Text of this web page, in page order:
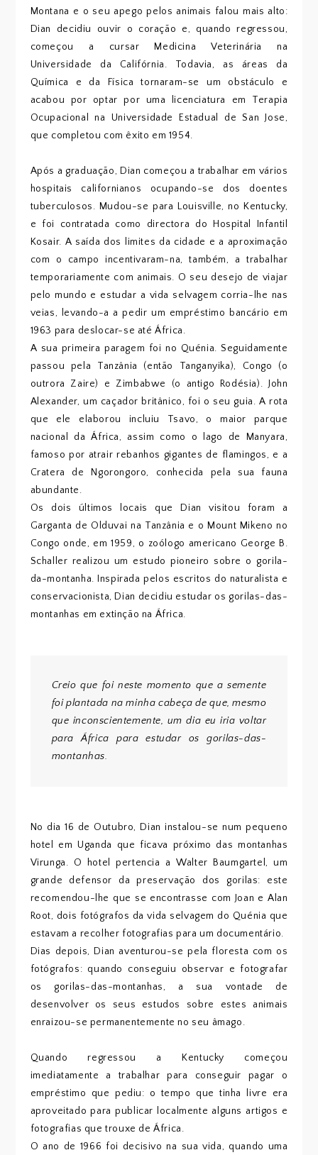
Montana e o seu apego pelos animais falou mais alto:
Dian decidiu ouvir o coração e, quando regressou,
começou a cursar Medicina Veterinária na
Universidade da Califórnia. Todavia, as áreas da
Química e da Física tornaram-se um obstáculo e
acabou por optar por uma licenciatura em Terapia
Ocupacional na Universidade Estadual de San Jose,
que completou com êxito em 1954.
Após a graduação, Dian começou a trabalhar em vários
hospitais californianos ocupando-se dos doentes
tuberculosos. Mudou-se para Louisville, no Kentucky,
e foi contratada como directora do Hospital Infantil
Kosair. A saída dos limites da cidade e a aproximação
com o campo incentivaram-na, também, a trabalhar
temporariamente com animais. O seu desejo de viajar
pelo mundo e estudar a vida selvagem corria-lhe nas
veias, levando-a a pedir um empréstimo bancário em
1963 para deslocar-se até África.
A sua primeira paragem foi no Quénia. Seguidamente
passou pela Tanzânia (então Tanganyika), Congo (o
outrora Zaire) e Zimbabwe (o antigo Rodésia). John
Alexander, um caçador britânico, foi o seu guia. A rota
que ele elaborou incluiu Tsavo, o maior parque
nacional da África, assim como o lago de Manyara,
famoso por atrair rebanhos gigantes de flamingos, e a
Cratera de Ngorongoro, conhecida pela sua fauna
abundante.
Os dois últimos locais que Dian visitou foram a
Garganta de Olduvai na Tanzânia e o Mount Mikeno no
Congo onde, em 1959, o zoólogo americano George B.
Schaller realizou um estudo pioneiro sobre o gorila-
da-montanha. Inspirada pelos escritos do naturalista e
conservacionista, Dian decidiu estudar os gorilas-das-
montanhas em extinção na África.
Creio que foi neste momento que a semente
foi plantada na minha cabeça de que, mesmo
que inconscientemente, um dia eu iria voltar
para África para estudar os gorilas-das-
montanhas.
No dia 16 de Outubro, Dian instalou-se num pequeno
hotel em Uganda que ficava próximo das montanhas
Virunga. O hotel pertencia a Walter Baumgartel, um
grande defensor da preservação dos gorilas: este
recomendou-lhe que se encontrasse com Joan e Alan
Root, dois fotógrafos da vida selvagem do Quénia que
estavam a recolher fotografias para um documentário.
Dias depois, Dian aventurou-se pela floresta com os
fotógrafos: quando conseguiu observar e fotografar
os gorilas-das-montanhas, a sua vontade de
desenvolver os seus estudos sobre estes animais
enraizou-se permanentemente no seu âmago.
Quando regressou a Kentucky começou
imediatamente a trabalhar para conseguir pagar o
empréstimo que pediu: o tempo que tinha livre era
aproveitado para publicar localmente alguns artigos e
fotografias que trouxe de África.
O ano de 1966 foi decisivo na sua vida, quando uma